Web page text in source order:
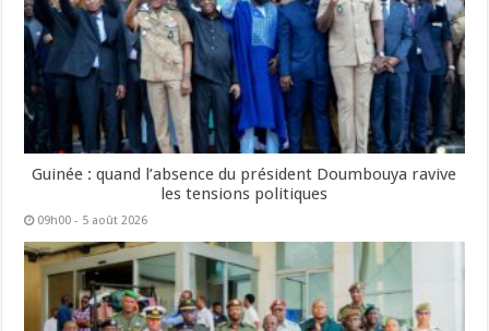
Guinée : quand l’absence du président Doumbouya ravive
les tensions politiques
09h00 - 5 août 2026